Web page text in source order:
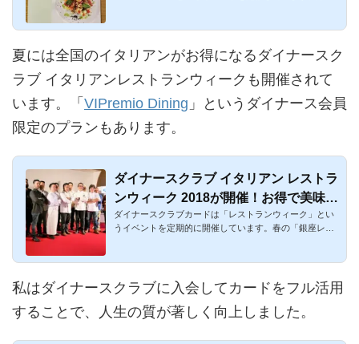
夏には全国のイタリアンがお得になるダイナースク
ラブ イタリアンレストランウィークも開催されて
います。「 VIPremio Dining 」というダイナース会員
限定のプランもあります。
ダイナースクラブ イタリアン レストラ
ンウィーク 2018が開催！お得で美味な
イベントで、ダイナースクラブカード
限定特典あり！
ダイナースクラブカードは「レストランウィーク」とい
うイベントを定期的に開催しています。春の「銀座レス
私はダイナースクラブに入会してカードをフル活用
することで、人生の質が著しく向上しました。